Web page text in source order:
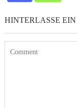
HINTERLASSE